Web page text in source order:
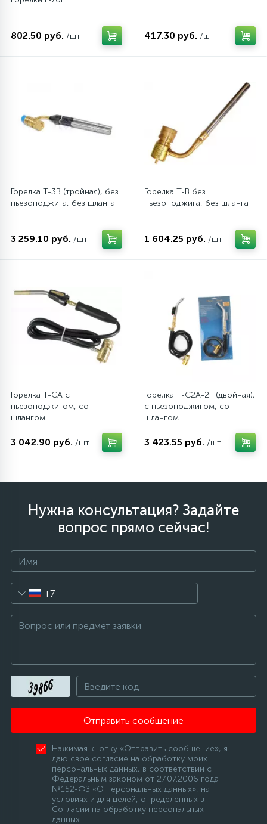
Сливные фильтры
45
Таходатчики
ТЭНы (нагревательные элементы)
Шкивы барабана
Шланги залива
Щетки двигателя
30
802.50 руб. /шт 417.30 руб. /шт
Горелка Т-3B (тройная), без
пьезоподжига, без шланга
3 259.10 руб. /шт
Горелка T-В без
пьезоподжига, без шланга
1 604.25 руб. /шт
Горелка T-CA с
пьезоподжигом, со
шлангом
3 042.90 руб. /шт
Горелка T-C2A-2F (двойная),
с пьезоподжигом, со
шлангом
3 423.55 руб. /шт
Нужна консультация? Задайте
вопрос прямо сейчас!
+7
Отправить сообщение
Нажимая кнопку «Отправить сообщение», я
даю свое согласие на обработку моих
персональных данных, в соответствии с
Федеральным законом от 27.07.2006 года
№152-ФЗ «О персональных данных», на
условиях и для целей, определенных в
Согласии на обработку персональных
данных